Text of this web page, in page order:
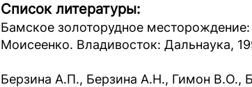
Список литературы:
Бамское золоторудное
Моисеенко. Владивосток: Дальнаука,
Берзина А.П., Берзина А.Н., Гимон